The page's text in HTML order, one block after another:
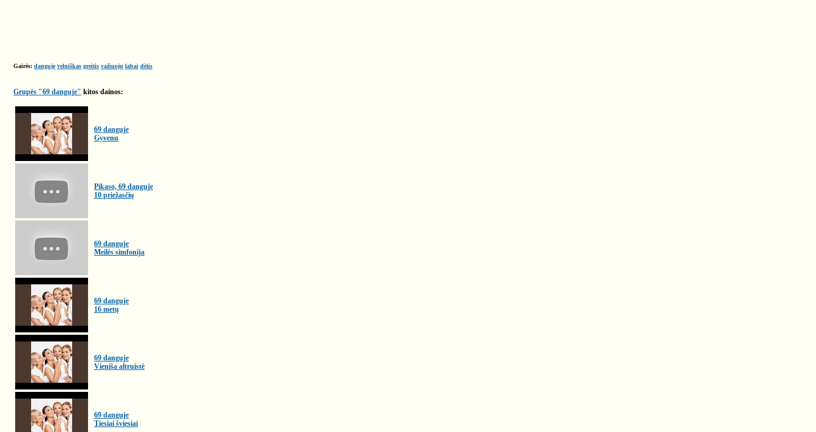
Gairės: danguje velniškas greitis važiuoju labai dėtis
Grupės "69 danguje" kitos dainos:
69 danguje
Gyvenu
Pikaso, 69 danguje
10 priežasčių
69 danguje
Meilės simfonija
69 danguje
16 metų
69 danguje
Vieniša altruistė
69 danguje
Tiesiai šviesiai